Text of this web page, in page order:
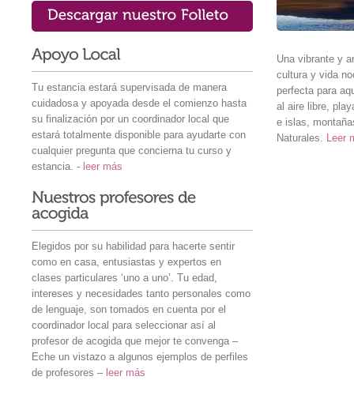
Tu estancia estará supervisada de manera
cuidadosa y apoyada desde el comienzo hasta
su finalización por un coordinador local que
estará totalmente disponible para ayudarte con
cualquier pregunta que concierna tu curso y
estancia. - leer más
Elegidos por su habilidad para hacerte sentir
como en casa, entusiastas y expertos en
clases particulares ‘uno a uno’. Tu edad,
intereses y necesidades tanto personales como
de lenguaje, son tomados en cuenta por el
coordinador local para seleccionar así al
profesor de acogida que mejor te convenga –
Eche un vistazo a algunos ejemplos de perfiles
de profesores – leer más
Una vibrante y
cultura y vida
perfecta para
al aire libre,
e islas,
Naturales. Leer